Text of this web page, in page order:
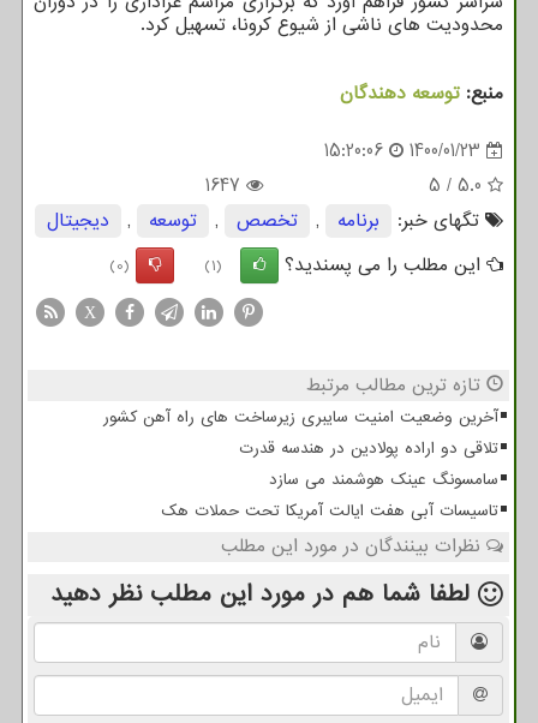
محدودیت های ناشی از شیوع کرونا، تسهیل کرد.
منبع: توسعه دهندگان
1400/01/23
15:20:06
5.0
/
5
1647
تگهای خبر:
برنامه , تخصص , توسعه ,
دیجیتال
این مطلب را می پسندید؟
(1)
(0)
X
تازه ترین مطالب مرتبط
آخرین وضعیت امنیت سایبری زیرساخت های راه آهن کشور
تلاقی دو اراده پولادین در هندسه قدرت
سامسونگ عینک هوشمند می سازد
تاسیسات آبی هفت ایالت آمریکا تحت حملات هک
نظرات بینندگان در مورد این مطلب
لطفا شما هم در مورد این مطلب نظر دهید